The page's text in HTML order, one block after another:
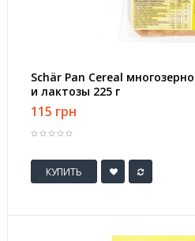
Schär Pan Cereal
и лактозы 225 г
115 грн
КУПИТЬ